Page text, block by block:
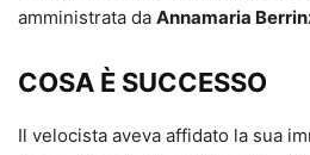
amministrata da Annamaria
COSA È SUCCESSO
Il velocista aveva affidato la sua